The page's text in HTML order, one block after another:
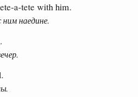
a-tete with him.
ним наедине.